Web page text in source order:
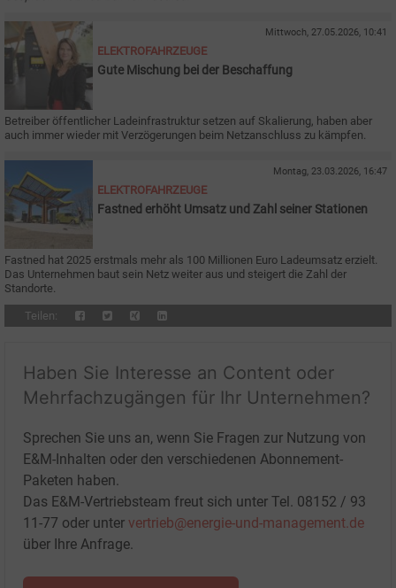
Mittwoch, 27.05.2026, 10:41
ELEKTROFAHRZEUGE
Gute Mischung bei der Beschaffung
Betreiber öffentlicher Ladeinfrastruktur setzen auf Skalierung, haben aber
auch immer wieder mit Verzögerungen beim Netzanschluss zu kämpfen.
Montag, 23.03.2026, 16:47
ELEKTROFAHRZEUGE
Fastned erhöht Umsatz und Zahl seiner Stationen
Fastned hat 2025 erstmals mehr als 100 Millionen Euro Ladeumsatz erzielt.
Das Unternehmen baut sein Netz weiter aus und steigert die Zahl der
Standorte.
Teilen:
Haben Sie Interesse an Content oder
Mehrfachzugängen für Ihr Unternehmen?
Sprechen Sie uns an, wenn Sie Fragen zur Nutzung von
E&M-Inhalten oder den verschiedenen Abonnement-
Paketen haben.
Das E&M-Vertriebsteam freut sich unter Tel. 08152 / 93
11-77 oder unter vertrieb@energie-und-management.de
über Ihre Anfrage.